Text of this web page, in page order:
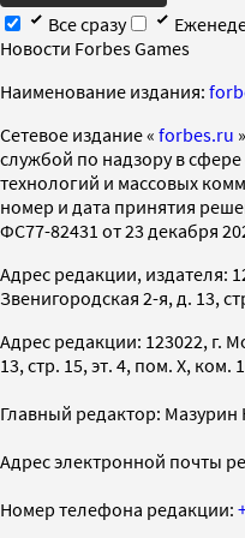
Все сразу
Новости Forbes Games
Наименование издания:
Cетевое издание « forbes.ru
службой по надзору в
технологий и массовых
номер и дата принятия
ФС77-82431 от 23 декабря
Адрес редакции, издателя:
Звенигородская 2-я, д. 13,
Адрес редакции: 123022, г.
13, стр. 15, эт. 4, пом. X, ком. 1
Главный редактор:
Адрес электронной почты
Номер телефона редакции: